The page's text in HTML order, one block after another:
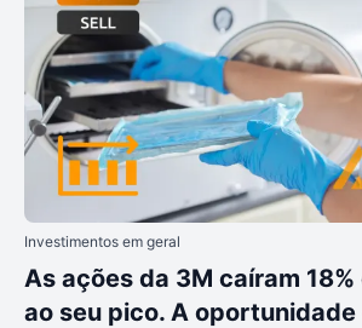
Investimentos em geral
As ações da 3M caíram
ao seu pico. A